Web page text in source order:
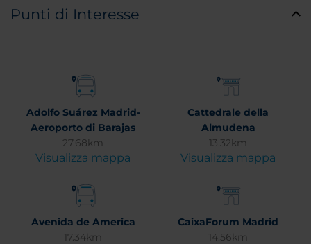
Punti di Interesse
Adolfo Suárez Madrid-
Aeroporto di Barajas
27.68km
Visualizza mappa
Cattedrale della
Almudena
13.32km
Visualizza mappa
Avenida de America
17.34km
CaixaForum Madrid
14.56km